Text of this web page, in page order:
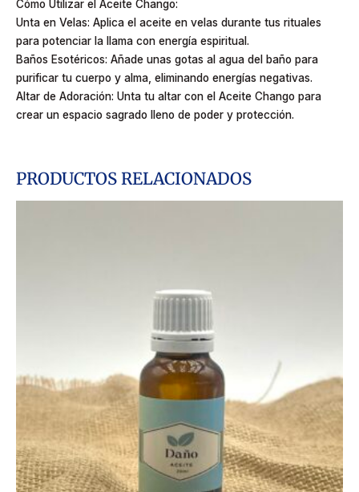
Cómo Utilizar el Aceite Chango:
Unta en Velas: Aplica el aceite en velas durante tus rituales
para potenciar la llama con energía espiritual.
Baños Esotéricos: Añade unas gotas al agua del baño para
purificar tu cuerpo y alma, eliminando energías negativas.
Altar de Adoración: Unta tu altar con el Aceite Chango para
crear un espacio sagrado lleno de poder y protección.
PRODUCTOS RELACIONADOS